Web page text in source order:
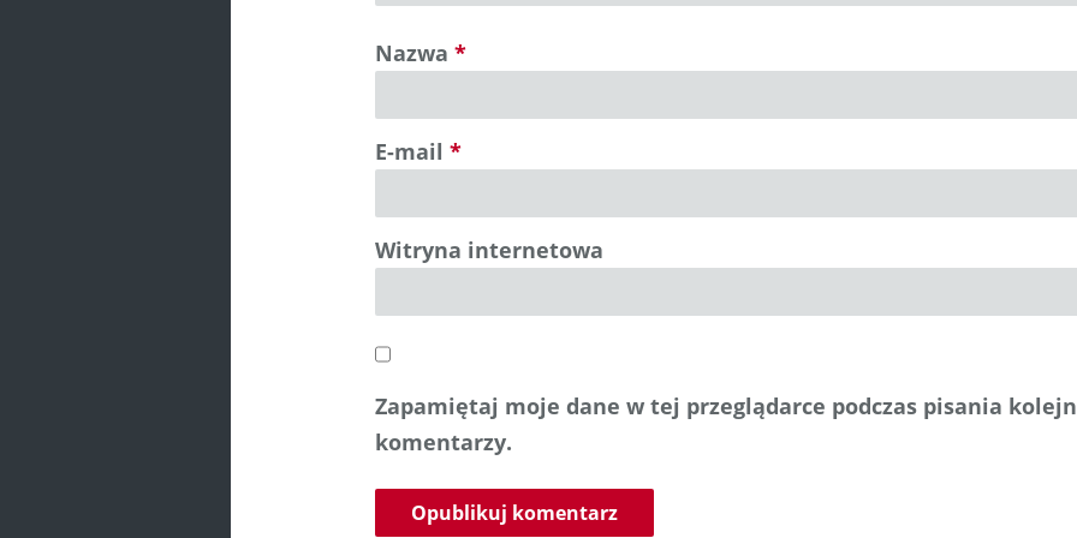
Nazwa *
E-mail *
Witryna internetowa
Zapamiętaj moje dane w tej przeglądarce podczas pisania
komentarzy.